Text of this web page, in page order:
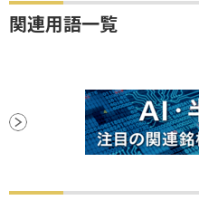
関連用語一覧